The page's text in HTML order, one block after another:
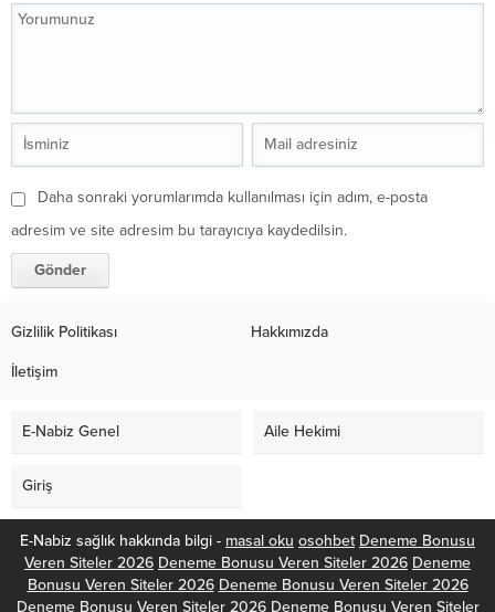
Daha sonraki yorumlarımda kullanılması için adım, e-posta
adresim ve site adresim bu tarayıcıya kaydedilsin.
Gizlilik Politikası Hakkımızda
İletişim
E-Nabiz Genel Aile Hekimi
Giriş
E-Nabiz sağlık hakkında bilgi - masal oku osohbet Deneme Bonusu
Veren Siteler 2026 Deneme Bonusu Veren Siteler 2026 Deneme
Bonusu Veren Siteler 2026 Deneme Bonusu Veren Siteler 2026
Deneme Bonusu Veren Siteler 2026 Deneme Bonusu Veren Siteler